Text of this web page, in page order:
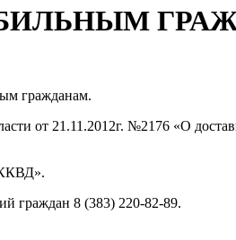
гражданам.
от 21.11.2012г. №2176 «О
граждан 8 (383) 220-82-89.